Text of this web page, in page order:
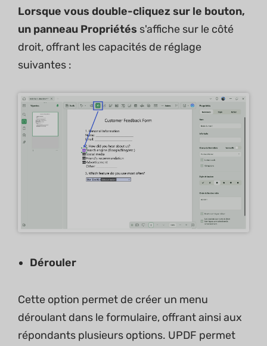
Lorsque vous double-cliquez sur le bouton,
un panneau Propriétés s'affiche sur le côté
droit, offrant les capacités de réglage
suivantes :
Dérouler
Cette option permet de créer un menu
déroulant dans le formulaire, offrant ainsi aux
répondants plusieurs options. UPDF permet